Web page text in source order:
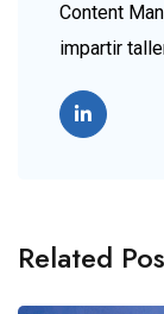
Content
impartir
Related